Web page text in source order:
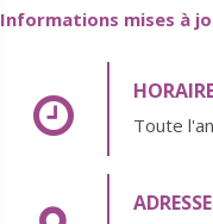
Informations mises à
Toute